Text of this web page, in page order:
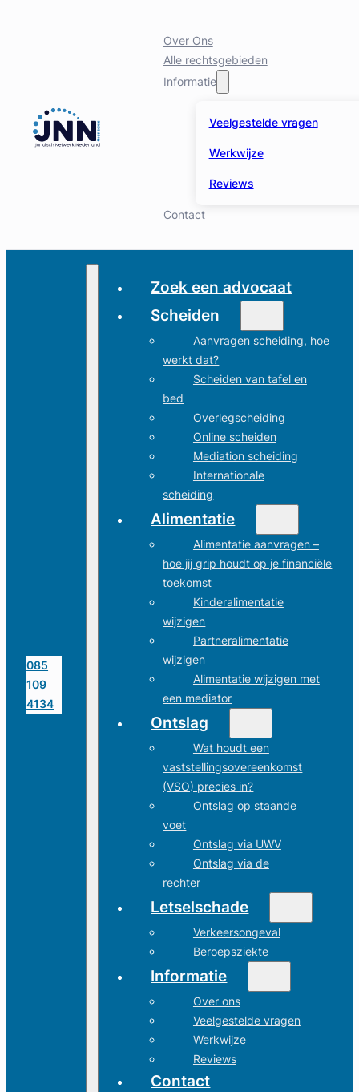
Over Ons
Alle rechtsgebieden
Informatie
Veelgestelde vragen
Werkwijze
Reviews
Contact
085
109
4134
Zoek een advocaat
Scheiden
Aanvragen scheiding, hoe
werkt dat?
Scheiden van tafel en
bed
Overlegscheiding
Online scheiden
Mediation scheiding
Internationale
scheiding
Alimentatie
Alimentatie aanvragen –
hoe jij grip houdt op je financiële
toekomst
Kinderalimentatie
wijzigen
Partneralimentatie
wijzigen
Alimentatie wijzigen met
een mediator
Ontslag
Wat houdt een
vaststellingsovereenkomst
(VSO) precies in?
Ontslag op staande
voet
Ontslag via UWV
Ontslag via de
rechter
Letselschade
Verkeersongeval
Beroepsziekte
Informatie
Over ons
Veelgestelde vragen
Werkwijze
Reviews
Contact